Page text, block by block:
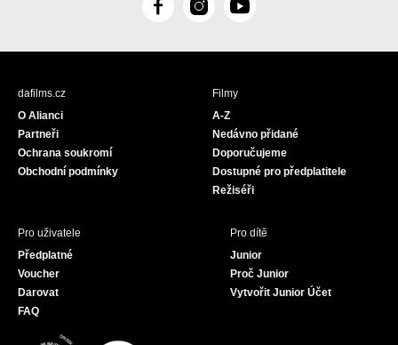
F
c
I
s
Y
u
dafilms.cz
O Alianci
Partneři
Ochrana soukromí
Obchodní podmínky
Filmy
A-Z
Nedávno přidané
Doporučujeme
Dostupné pro předplatitele
Režiséři
Pro uživatele
Předplatné
Voucher
Darovat
FAQ
Pro dítě
Junior
Proč Junior
Vytvořit Junior Účet